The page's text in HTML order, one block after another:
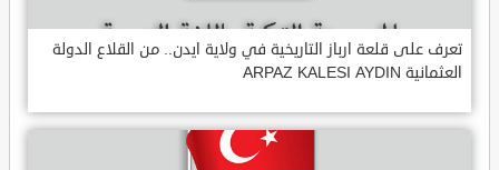
تعرف على قلعة ارباز التاريخية في ولاية ايدن.. من القلاع الدولة
العثمانية ARPAZ KALESI AYDIN